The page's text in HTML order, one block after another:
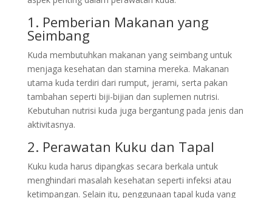
1. Pemberian Makanan yang
Seimbang
Kuda membutuhkan makanan yang seimbang untuk
menjaga kesehatan dan stamina mereka. Makanan
utama kuda terdiri dari rumput, jerami, serta pakan
tambahan seperti biji-bijian dan suplemen nutrisi.
Kebutuhan nutrisi kuda juga bergantung pada jenis dan
aktivitasnya.
2. Perawatan Kuku dan Tapal
Kuku kuda harus dipangkas secara berkala untuk
menghindari masalah kesehatan seperti infeksi atau
ketimpangan. Selain itu, penggunaan tapal kuda yang